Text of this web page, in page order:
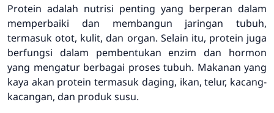
Protein adalah nutrisi penting yang berperan dalam
memperbaiki dan membangun jaringan tubuh,
termasuk otot, kulit, dan organ. Selain itu, protein juga
berfungsi dalam pembentukan enzim dan hormon
yang mengatur berbagai proses tubuh. Makanan yang
kaya akan protein termasuk daging, ikan, telur, kacang-
kacangan, dan produk susu.